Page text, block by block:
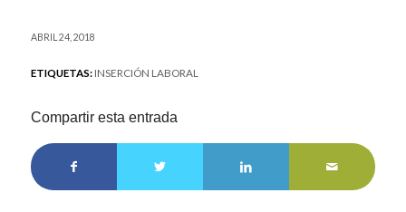
ABRIL 24, 2018
ETIQUETAS: INSERCIÓN LABORAL
Compartir esta entrada